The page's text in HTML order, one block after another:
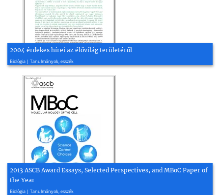
2004 érdekes hírei az élővilág területéről
Biológia | Tanulmányok, esszék
2004, 5 oldal
2013 ASCB Award Essays, Selected Perspectives, and MBoC Paper of
the Year
Biológia | Tanulmányok, esszék
2014, 72 oldal